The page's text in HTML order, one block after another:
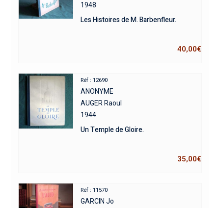
1948
Les Histoires de M. Barbenfleur.
40,00€
Réf : 12690
ANONYME
AUGER Raoul
1944
Un Temple de Gloire.
35,00€
Réf : 11570
GARCIN Jo